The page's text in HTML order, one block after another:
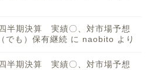
半期決算 実績〇、対市場予想
も）保有継続 に naobito より
半期決算 実績〇、対市場予想